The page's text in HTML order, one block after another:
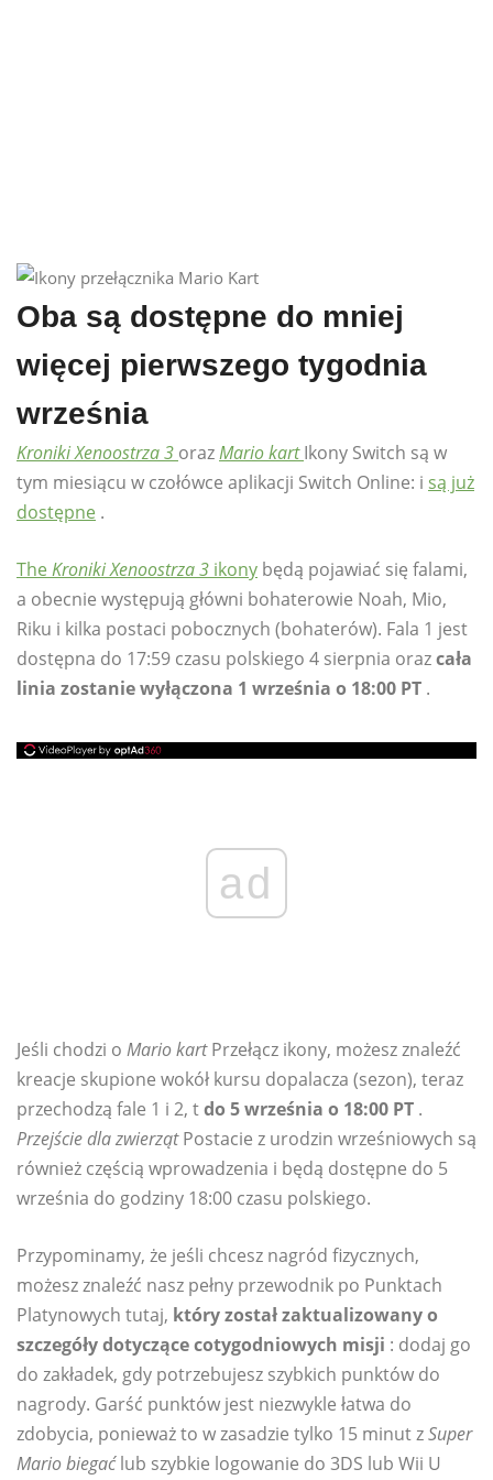
Oba są dostępne do mniej
więcej pierwszego tygodnia
września
Kroniki Xenoostrza 3 orazMario kart Ikony Switch są w
tym miesiącu w czołówce aplikacji Switch Online: i są już
dostępne .
The Kroniki Xenoostrza 3 ikony będą pojawiać się falami,
a obecnie występują główni bohaterowie Noah, Mio,
Riku i kilka postaci pobocznych (bohaterów). Fala 1 jest
dostępna do 17:59 czasu polskiego 4 sierpnia orazcała
linia zostanie wyłączona 1 września o 18:00 PT .
ad
Jeśli chodzi o Mario kartPrzełącz ikony, możesz znaleźć
kreacje skupione wokół kursu dopalacza (sezon), teraz
przechodzą fale 1 i 2, tdo 5 września o 18:00 PT .
Przejście dla zwierzątPostacie z urodzin wrześniowych są
również częścią wprowadzenia i będą dostępne do 5
września do godziny 18:00 czasu polskiego.
Przypominamy, że jeśli chcesz nagród fizycznych,
możesz znaleźć nasz pełny przewodnik po Punktach
Platynowych tutaj, który został zaktualizowany o
szczegóły dotyczące cotygodniowych misji : dodaj go
do zakładek, gdy potrzebujesz szybkich punktów do
nagrody. Garść punktów jest niezwykle łatwa do
zdobycia, ponieważ to w zasadzie tylko 15 minut zSuper
Mario biegaćlub szybkie logowanie do 3DS lub Wii U